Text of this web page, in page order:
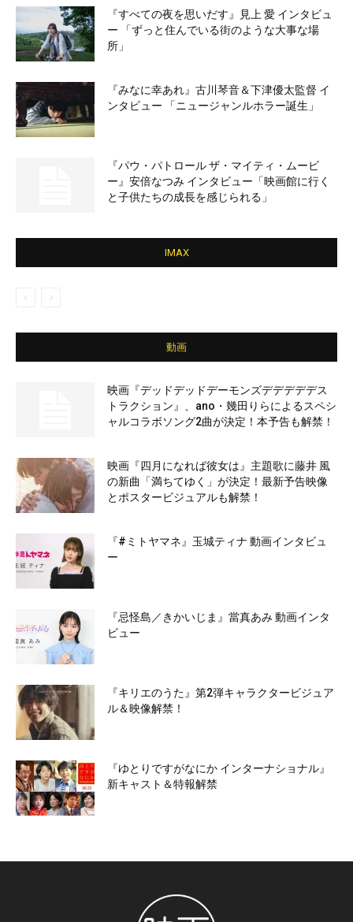
『すべての夜を思いだす』見上 愛 インタビュ
ー 「ずっと住んでいる街のような大事な場
所」
『みなに幸あれ』古川琴音＆下津優太監督 イ
ンタビュー 「ニュージャンルホラー誕生」
『パウ・パトロール ザ・マイティ・ムービ
ー』安倍なつみ インタビュー「映画館に行く
と子供たちの成長を感じられる」
IMAX
動画
映画『デッドデッドデーモンズデデデデデス
トラクション』、ano・幾田りらによるスペシ
ャルコラボソング2曲が決定！本予告も解禁！
映画『四月になれば彼女は』主題歌に藤井 風
の新曲「満ちてゆく」が決定！最新予告映像
とポスタービジュアルも解禁！
『#ミトヤマネ』玉城ティナ 動画インタビュ
ー
『忌怪島／きかいじま』當真あみ 動画インタ
ビュー
『キリエのうた』第2弾キャラクタービジュア
ル＆映像解禁！
『ゆとりですがなにか インターナショナル』
新キャスト＆特報解禁